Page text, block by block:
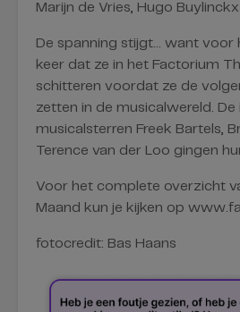
Marijn de Vries, Hugo
De spanning stijgt… want voor
keer dat ze in het Factorium
schitteren voordat ze de
zetten in de musicalwereld.
musicalsterren Freek Bartels,
Terence van der Loo gingen
Voor het complete overzicht
Maand kun je kijken op
fotocredit: Bas Haans